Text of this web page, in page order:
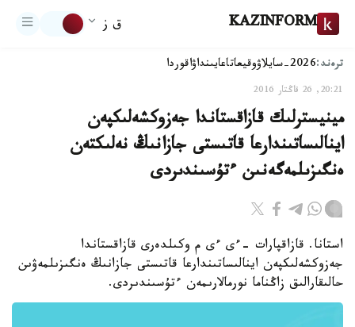
KAZINFORM ق ز
ترەند:2026-سايلاۋ وقيعاتاعايىنداۋاقوردا
20:21, 26 قاڭتار 2016
مينيسترلىك قازاقستاندا جەزوكشەلىكپەن
اينالىساتىندارعا قاتىستى جازانىڭ نەلىكتەن
ەنگىزىلمەگەنىن ءتۇسىندىردى
استانا. قازاقپارات -ءى ءى م وكىلدەرى قازاقستاندا
جەزوكشەلىكپەن اينالىساتىندارعا قاتىستى جازانىڭ ەنگىزىلمەۋىن
حالىقارالىق زاڭناما نورمالارىمەن ءتۇسىندىردى.